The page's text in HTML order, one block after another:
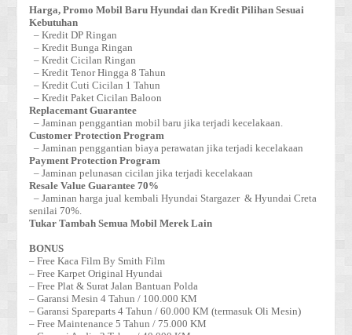
Harga, Promo Mobil Baru Hyundai dan Kredit Pilihan Sesuai
Kebutuhan
– Kredit DP Ringan
– Kredit Bunga Ringan
– Kredit Cicilan Ringan
– Kredit Tenor Hingga 8 Tahun
– Kredit Cuti Cicilan 1 Tahun
– Kredit Paket Cicilan Baloon
Replacemant Guarantee
– Jaminan penggantian mobil baru jika terjadi kecelakaan.
Customer Protection Program
– Jaminan penggantian biaya perawatan jika terjadi kecelakaan
Payment Protection Program
– Jaminan pelunasan cicilan jika terjadi kecelakaan
Resale Value Guarantee 70%
– Jaminan harga jual kembali Hyundai Stargazer & Hyundai Creta
senilai 70%.
Tukar Tambah Semua Mobil Merek Lain
BONUS
– Free Kaca Film By Smith Film
– Free Karpet Original Hyundai
– Free Plat & Surat Jalan Bantuan Polda
– Garansi Mesin 4 Tahun / 100.000 KM
– Garansi Spareparts 4 Tahun / 60.000 KM (termasuk Oli Mesin)
– Free Maintenance 5 Tahun / 75.000 KM